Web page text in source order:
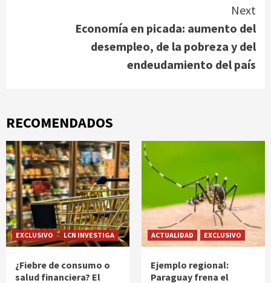
Next
Economía en picada: aumento del
desempleo, de la pobreza y del
endeudamiento del país
RECOMENDADOS
EXCLUSIVO LCN INVESTIGA
¿Fiebre de consumo o
salud financiera? El
ACTUALIDAD EXCLUSIVO
Ejemplo regional:
Paraguay frena el